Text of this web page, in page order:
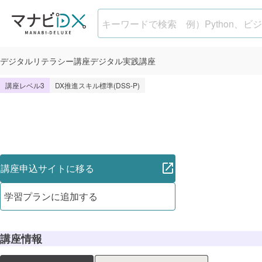
デジタルリテラシー講座デジタル実践講座
生成AI×業務効率化 実践コース 3
講座レベル3 DX推進スキル標準(DSS-P)
講座申込サイトに移る
学習プランに追加する
講座情報